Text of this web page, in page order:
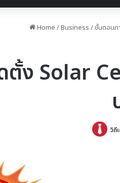
Home /Business /ขั้นตอนก
ง Solar
วิถี